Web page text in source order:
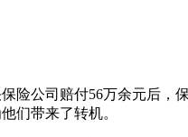
险公司赔付56万余元后，
们带来了转机。